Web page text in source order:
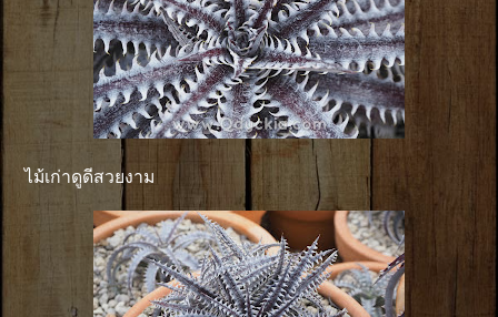
ไม้เก่าดูดีสวยงาม